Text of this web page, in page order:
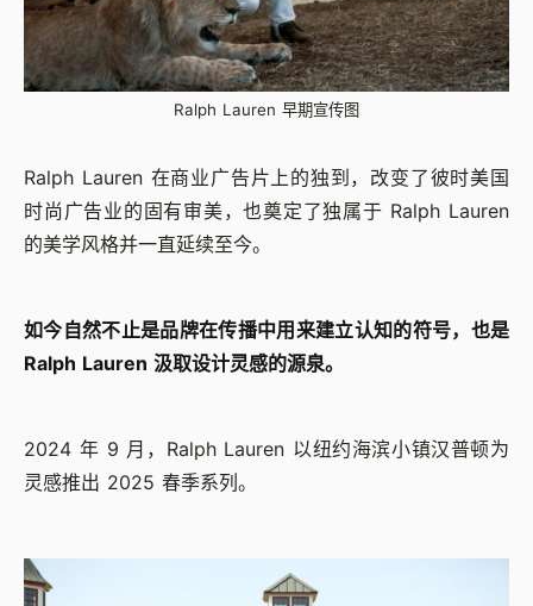
Ralph Lauren 早期宣传图
Ralph Lauren 在商业广告片上的独到，改变了彼时美国
时尚广告业的固有审美，也奠定了独属于 Ralph Lauren
的美学风格并一直延续至今。
如今自然不止是品牌在传播中用来建立认知的符号，也是
Ralph Lauren 汲取设计灵感的源泉。
2024 年 9 月，Ralph Lauren 以纽约海滨小镇汉普顿为
灵感推出 2025 春季系列。